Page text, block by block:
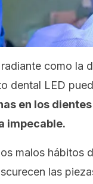
como la
dental LED
en los
impecable.
malos hábitos
las